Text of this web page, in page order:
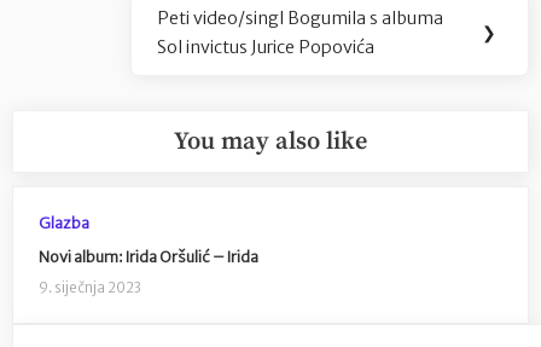
Next
Post:
Peti video/singl Bogumila s albuma
Sol invictus Jurice Popovića
❯
You may also like
Glazba
Novi album: Irida Oršulić – Irida
9. siječnja 2023